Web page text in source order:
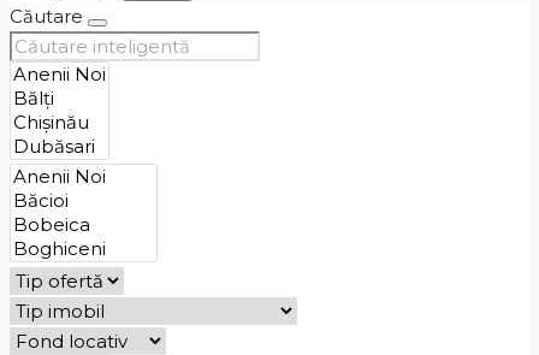
Căutare